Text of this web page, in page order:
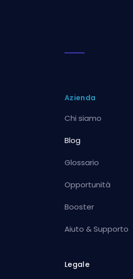
Azienda
Chi siamo
Blog
Glossario
Opportunità
Booster
Aiuto & Supporto
Legale